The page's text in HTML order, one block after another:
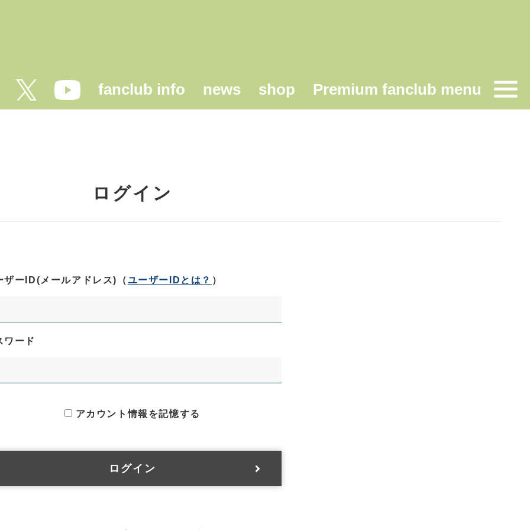
fanclub info news shop Premium fanclub menu
ログイン
ザーID(メールアドレス) （ユーザーIDとは？ ）
ワード
アカウント情報を記憶する
ログイン